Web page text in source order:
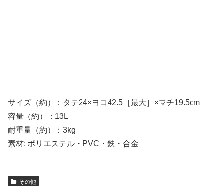
サイズ（約）：タテ24×ヨコ42.5［最大］×マチ19.5cm
容量（約）：13L
耐重量（約）：3kg
素材: ポリエステル・PVC・鉄・合金
その他